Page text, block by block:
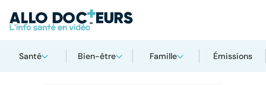
Santé Bien-être Famille Émissions